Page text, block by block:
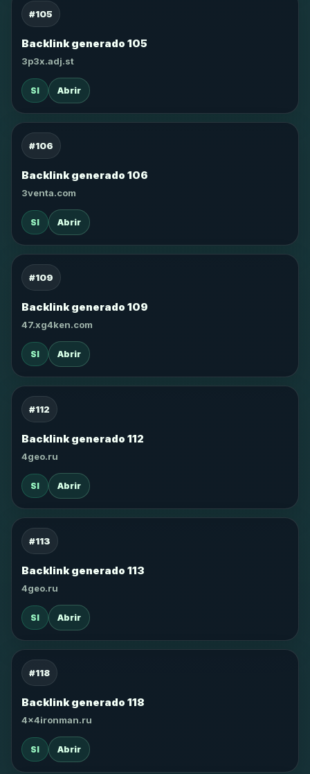
#105
Backlink generado 105
3p3x.adj.st
SI Abrir
#106
Backlink generado 106
3venta.com
SI Abrir
#109
Backlink generado 109
47.xg4ken.com
SI Abrir
#112
Backlink generado 112
4geo.ru
SI Abrir
#113
Backlink generado 113
4geo.ru
SI Abrir
#118
Backlink generado 118
4x4ironman.ru
SI Abrir